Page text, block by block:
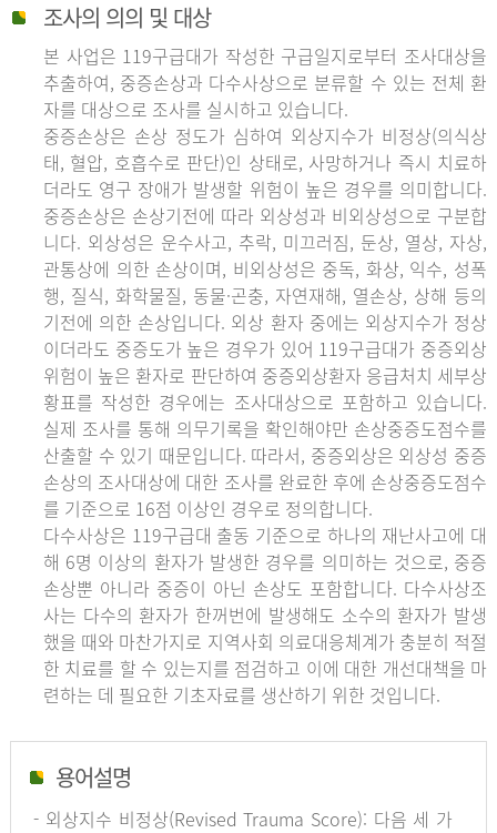
조사의 의의 및 대상
본 사업은 119구급대가 작성한 구급일지로부터 조사대상을
추출하여, 중증손상과 다수사상으로 분류할 수 있는 전체 환
자를 대상으로 조사를 실시하고 있습니다.
중증손상은 손상 정도가 심하여 외상지수가 비정상(의식상
태, 혈압, 호흡수로 판단)인 상태로, 사망하거나 즉시 치료하
더라도 영구 장애가 발생할 위험이 높은 경우를 의미합니다.
중증손상은 손상기전에 따라 외상성과 비외상성으로 구분합
니다. 외상성은 운수사고, 추락, 미끄러짐, 둔상, 열상, 자상,
관통상에 의한 손상이며, 비외상성은 중독, 화상, 익수, 성폭
행, 질식, 화학물질, 동물·곤충, 자연재해, 열손상, 상해 등의
기전에 의한 손상입니다. 외상 환자 중에는 외상지수가 정상
이더라도 중증도가 높은 경우가 있어 119구급대가 중증외상
위험이 높은 환자로 판단하여 중증외상환자 응급처치 세부상
황표를 작성한 경우에는 조사대상으로 포함하고 있습니다.
실제 조사를 통해 의무기록을 확인해야만 손상중증도점수를
산출할 수 있기 때문입니다. 따라서, 중증외상은 외상성 중증
손상의 조사대상에 대한 조사를 완료한 후에 손상중증도점수
를 기준으로 16점 이상인 경우로 정의합니다.
다수사상은 119구급대 출동 기준으로 하나의 재난사고에 대
해 6명 이상의 환자가 발생한 경우를 의미하는 것으로, 중증
손상뿐 아니라 중증이 아닌 손상도 포함합니다. 다수사상조
사는 다수의 환자가 한꺼번에 발생해도 소수의 환자가 발생
했을 때와 마찬가지로 지역사회 의료대응체계가 충분히 적절
한 치료를 할 수 있는지를 점검하고 이에 대한 개선대책을 마
련하는 데 필요한 기초자료를 생산하기 위한 것입니다.
용어설명
- 외상지수 비정상(Revised Trauma Score): 다음 세 가